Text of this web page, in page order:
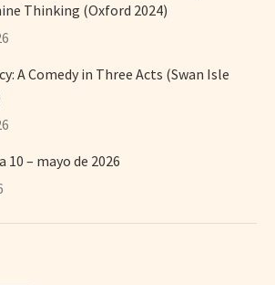
Thinking (Oxford 2024)
A Comedy in Three Acts (Swan Isle
10 – mayo de 2026